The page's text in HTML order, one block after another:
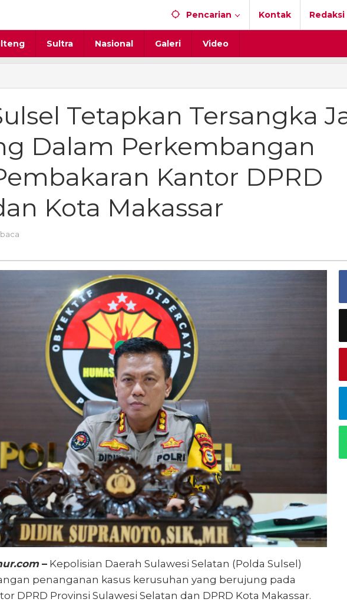
Pencarian Kontak Redaksi
Sultra Nasional Galeri Video
Tetapkan Tersangka
Dalam Perkembangan
Kantor DPRD
Kota Makassar
– Kepolisian Daerah Sulawesi Selatan (Polda Sulsel)
penanganan kasus kerusuhan yang berujung pada
DPRD Provinsi Sulawesi Selatan dan DPRD Kota Makassar.